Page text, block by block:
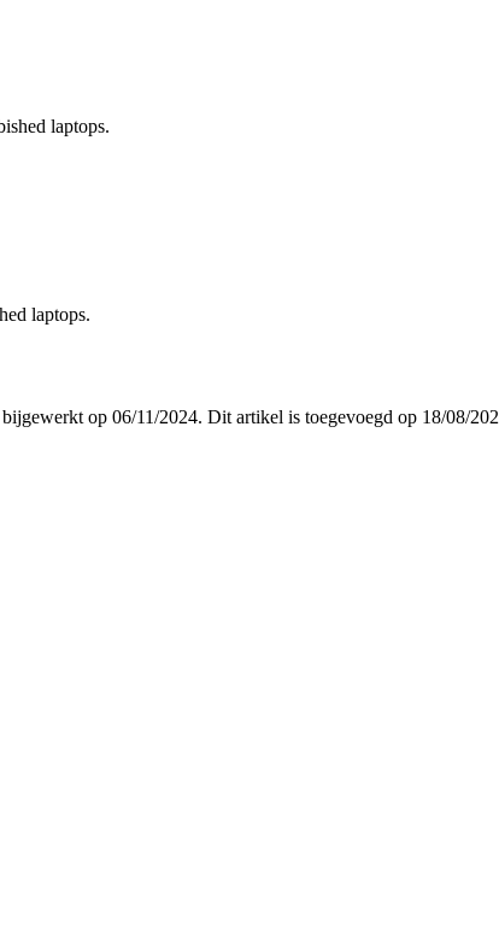
laptops.
laptops.
op 06/11/2024. Dit artikel is toegevoegd op 18/08/